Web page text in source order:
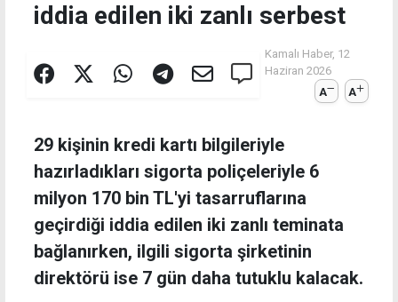
iddia edilen iki zanlı serbest
Kamalı Haber, 12
Haziran 2026
A
A
29 kişinin kredi kartı bilgileriyle
hazırladıkları sigorta poliçeleriyle 6
milyon 170 bin TL'yi tasarruflarına
geçirdiği iddia edilen iki zanlı teminata
bağlanırken, ilgili sigorta şirketinin
direktörü ise 7 gün daha tutuklu kalacak.